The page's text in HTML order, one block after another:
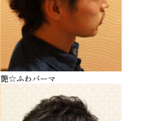
艶☆ふわパーマ